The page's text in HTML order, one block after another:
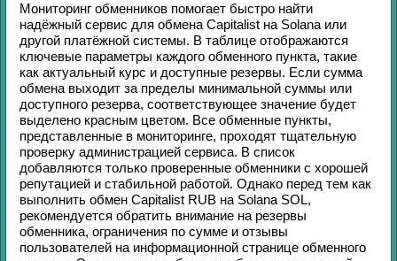
Мониторинг обменников помогает быстро найти
надёжный сервис для обмена Capitalist на Solana или
другой платёжной системы. В таблице отображаются
ключевые параметры каждого обменного пункта, такие
как актуальный курс и доступные резервы. Если сумма
обмена выходит за пределы минимальной суммы или
доступного резерва, соответствующее значение будет
выделено красным цветом. Все обменные пункты,
представленные в мониторинге, проходят тщательную
проверку администрацией сервиса. В список
добавляются только проверенные обменники с хорошей
репутацией и стабильной работой. Однако перед тем как
выполнить обмен Capitalist RUB на Solana SOL,
рекомендуется обратить внимание на резервы
обменника, ограничения по сумме и отзывы
пользователей на информационной странице обменного